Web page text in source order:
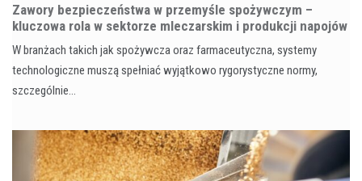
Zawory bezpieczeństwa w przemyśle spożywczym –
kluczowa rola w sektorze mleczarskim i produkcji napojów
W branżach takich jak spożywcza oraz farmaceutyczna, systemy
technologiczne muszą spełniać wyjątkowo rygorystyczne normy,
szczególnie…